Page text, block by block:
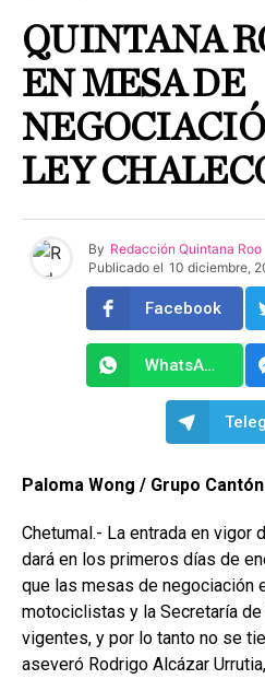
QUINTANA
EN MESA DE
LEY
By Redacción Quintana Roo
Publicado el 10 diciembre,
Facebook
WhatsApp
Paloma Wong / Grupo Cantón
Chetumal.- La entrada en vigor
dará en los primeros días de
que las mesas de negociación
motociclistas y la Secretaría de
vigentes, y por lo tanto no se
aseveró Rodrigo Alcázar